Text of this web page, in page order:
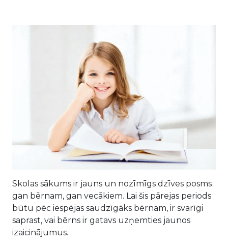
Skolas sākums ir jauns un nozīmīgs dzīves posms
gan bērnam, gan vecākiem. Lai šis pārejas periods
būtu pēc iespējas saudzīgāks bērnam, ir svarīgi
saprast, vai bērns ir gatavs uzņemties jaunos
izaicinājumus.